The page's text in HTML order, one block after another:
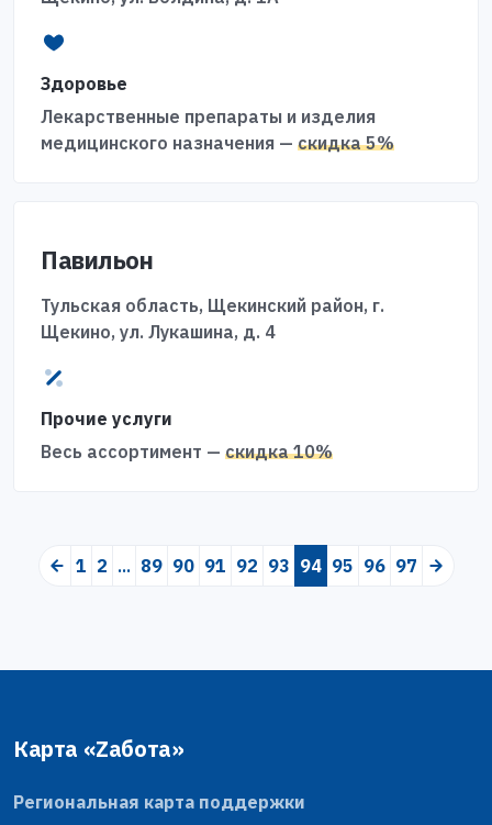
Здоровье
Лекарственные препараты и изделия
медицинского назначения — скидка 5%
Павильон
Тульская область, Щекинский район, г.
Щекино, ул. Лукашина, д. 4
Прочие услуги
Весь ассортимент — скидка 10%
1 2 ... 89 90 91 92 93 94(current)
95 96 97
Карта «Zабота»
Региональная карта поддержки